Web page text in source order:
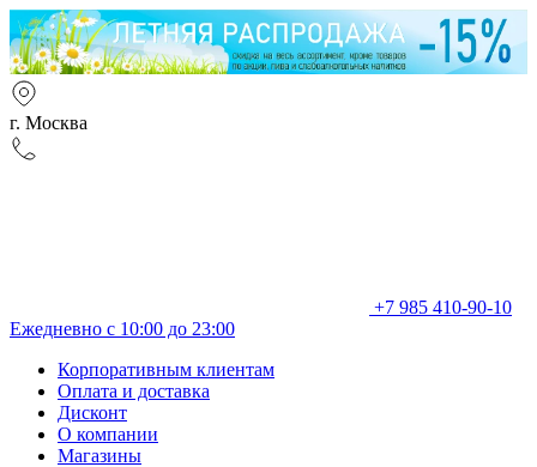
г. Москва
+7 985 410-90-10
Ежедневно с 10:00 до 23:00
Корпоративным клиентам
Оплата и доставка
Дисконт
О компании
Магазины